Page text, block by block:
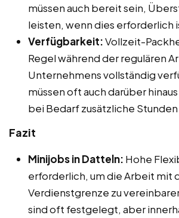
müssen auch bereit sein,
leisten, wenn dies erforderlich
Verfügbarkeit:Vollzeit-
Regel während der regulären
Unternehmens vollständig
müssen oft auch darüber
bei Bedarf zusätzliche
Fazit
Minijobs in Datteln: Hohe
erforderlich, um die Arbeit mit
Verdienstgrenze zu
sind oft festgelegt, aber